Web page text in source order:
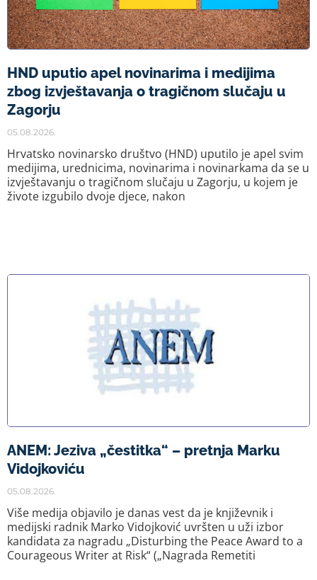
HND uputio apel novinarima i medijima
zbog izvještavanja o tragičnom slučaju u
Zagorju
05.08.2026.
Hrvatsko novinarsko društvo (HND) uputilo je apel svim
medijima, urednicima, novinarima i novinarkama da se u
izvještavanju o tragičnom slučaju u Zagorju, u kojem je
živote izgubilo dvoje djece, nakon
ANEM: Jeziva „čestitka“ – pretnja Marku
Vidojkoviću
05.08.2026.
Više medija objavilo je danas vest da je književnik i
medijski radnik Marko Vidojković uvršten u uži izbor
kandidata za nagradu „Disturbing the Peace Award to a
Courageous Writer at Risk“ („Nagrada Remetiti